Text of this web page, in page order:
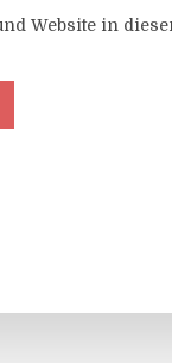
Website in